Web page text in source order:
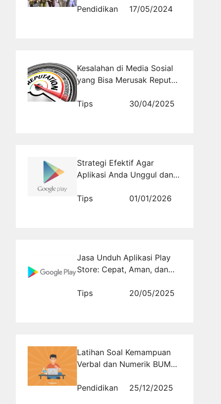
Pendidikan
17/05/2024
Kesalahan di Media Sosial
yang Bisa Merusak Reputasi
Tips
30/04/2025
Strategi Efektif Agar
Aplikasi Anda Unggul dan
Playstore
Tips 01/01/2026
Jasa Unduh Aplikasi Play
Store: Cepat, Aman, dan
Tips
20/05/2025
Latihan Soal Kemampuan
Verbal dan Numerik BUMN
Saing Peserta Seleksi
Pendidikan 25/12/2025